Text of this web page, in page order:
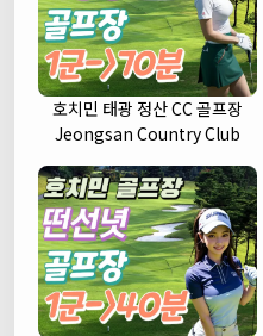
호치민 태광 정산 CC 골프장
Jeongsan Country Club